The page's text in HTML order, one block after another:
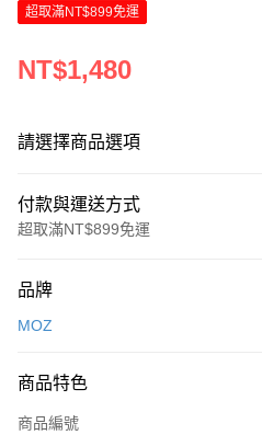
超取滿NT$899免運
NT$1,480
請選擇商品選項
付款與運送方式
超取滿NT$899免運
信用卡一次付款
Apple Pay
街口支付
品牌
MOZ
商品特色
商品編號